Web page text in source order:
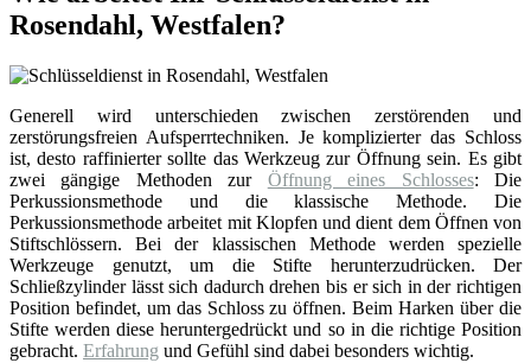
Rosendahl, Westfalen?
Generell wird unterschieden zwischen zerstörenden und
zerstörungsfreien Aufsperrtechniken. Je komplizierter das Schloss
ist, desto raffinierter sollte das Werkzeug zur Öffnung sein. Es gibt
zwei gängige Methoden zur Öffnung eines Schlosses: Die
Perkussionsmethode und die klassische Methode. Die
Perkussionsmethode arbeitet mit Klopfen und dient dem Öffnen von
Stiftschlössern. Bei der klassischen Methode werden spezielle
Werkzeuge genutzt, um die Stifte herunterzudrücken. Der
Schließzylinder lässt sich dadurch drehen bis er sich in der richtigen
Position befindet, um das Schloss zu öffnen. Beim Harken über die
Stifte werden diese heruntergedrückt und so in die richtige Position
gebracht. Erfahrung und Gefühl sind dabei besonders wichtig.